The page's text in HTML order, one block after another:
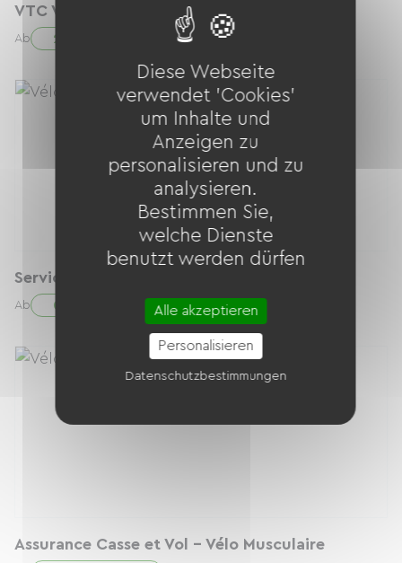
VTC VAE
Ab 25.00 € / Tag
Service garde bagages
Ab 0.00 € / Tag
Assurance Casse et Vol - Vélo Musculaire
Diese Webseite
verwendet 'Cookies'
um Inhalte und
Anzeigen zu
personalisieren und zu
analysieren.
Bestimmen Sie,
welche Dienste
benutzt werden dürfen
Alle akzeptieren
Personalisieren
Datenschutzbestimmungen